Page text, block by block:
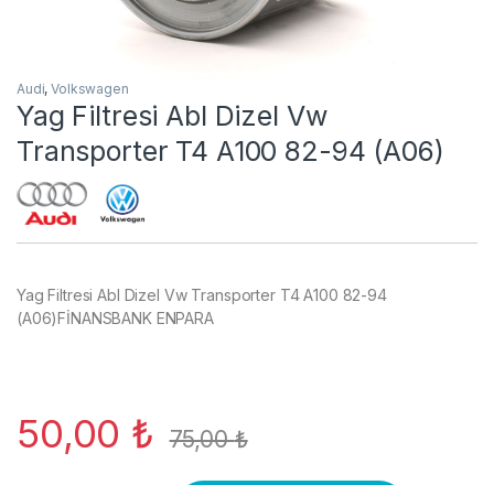
Audi,Volkswagen
Yag Filtresi Abl Dizel Vw
Transporter T4 A100 82-94 (A06)
Yag Filtresi Abl Dizel Vw Transporter T4 A100 82-94
(A06)FİNANSBANK ENPARA
50,00 ₺ 75,00₺